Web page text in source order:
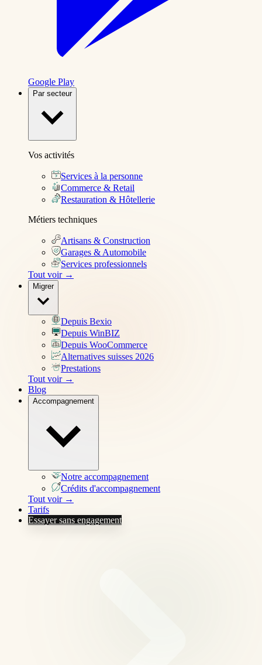
Google Play
Par secteur
Vos activités
Services à la personne
Commerce & Retail
Restauration & Hôtellerie
Métiers techniques
Artisans & Construction
Garages & Automobile
Services professionnels
Tout voir →
Migrer
Depuis Bexio
Depuis WinBIZ
Depuis WooCommerce
Alternatives suisses 2026
Prestations
Tout voir →
Blog
Accompagnement
Notre accompagnement
Crédits d'accompagnement
Tout voir →
Tarifs
Essayer sans engagement